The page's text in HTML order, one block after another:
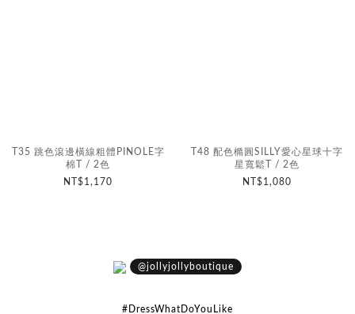
T35 跳色滾邊橫線粗體PINOLE字
棉T / 2色
NT$1,170
T48 配色橢圓SILLY愛心星球十字
星寬鬆T / 2色
NT$1,080
@jollyjollyboutique
#DressWhatDoYouLike